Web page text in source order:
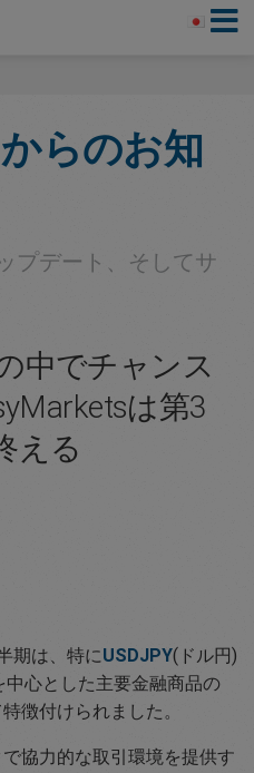
からのお知
プデート、そしてサ
中でチャンス
は第3
える
期は、特にUSDJPY(ドル円)
中心とした主要金融商品の
徴付けられました。
協力的な取引環境を提供す